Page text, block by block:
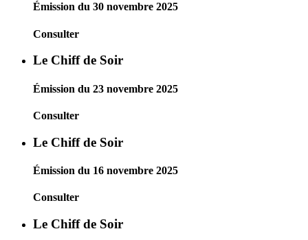
Émission du 30 novembre 2025
Consulter
Le Chiff de Soir
Émission du 23 novembre 2025
Consulter
Le Chiff de Soir
Émission du 16 novembre 2025
Consulter
Le Chiff de Soir